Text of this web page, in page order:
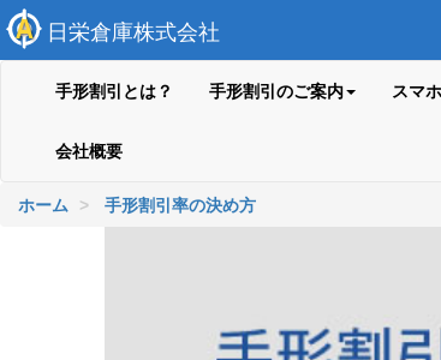
日栄倉庫株式会社
手形割引とは？ 手形割引のご案内 スマ
会社概要
ホーム 手形割引率の決め方